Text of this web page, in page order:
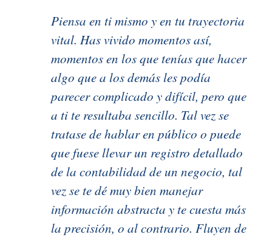
Piensa en ti mismo y en tu trayectoria
vital. Has vivido momentos así,
momentos en los que tenías que hacer
algo que a los demás les podía
parecer complicado y difícil, pero que
a ti te resultaba sencillo. Tal vez se
tratase de hablar en público o puede
que fuese llevar un registro detallado
de la contabilidad de un negocio, tal
vez se te dé muy bien manejar
información abstracta y te cuesta más
la precisión, o al contrario. Fluyen de